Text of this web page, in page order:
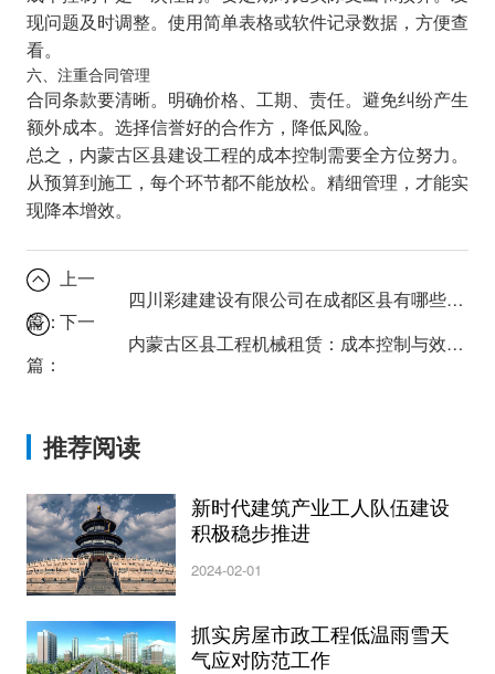
现问题及时调整。使用简单表格或软件记录数据，方便查
看。
六、注重合同管理
合同条款要清晰。明确价格、工期、责任。避免纠纷产生
额外成本。选择信誉好的合作方，降低风险。
总之，内蒙古区县建设工程的成本控制需要全方位努力。
从预算到施工，每个环节都不能放松。精细管理，才能实
现降本增效。
上一
篇：
四川彩建建设有限公司在成都区县有哪些标志性工程？
下一
篇：
内蒙古区县工程机械租赁：成本控制与效率提升秘诀
推荐阅读
新时代建筑产业工人队伍建设
积极稳步推进
2024-02-01
抓实房屋市政工程低温雨雪天
气应对防范工作